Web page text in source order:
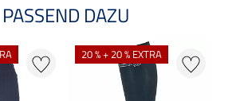
PASSEND DAZU
20 % + 20 % EXTRA